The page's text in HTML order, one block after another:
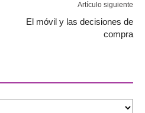
Artículo siguiente
El móvil y las decisiones de
compra